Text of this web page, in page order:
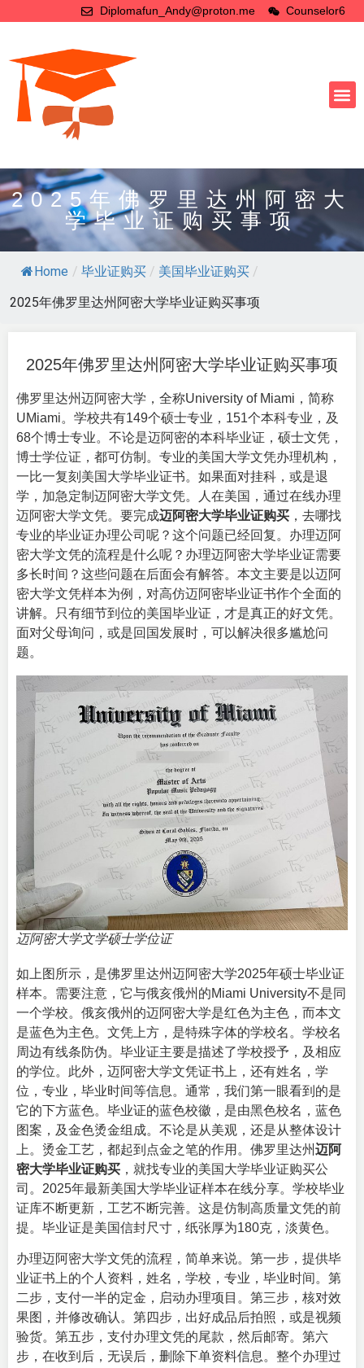
Diplomafun_Andy@proton.me Counselor6
2025年佛罗里达州阿密大
学毕业证购买事项
Home / 毕业证购买 / 美国毕业证购买 /
2025年佛罗里达州阿密大学毕业证购买事项
2025年佛罗里达州阿密大学毕业证购买事项
佛罗里达州迈阿密大学，全称University of Miami ，简称
UMiami。学校共有149个硕士专业，151个本科专业，及
68个博士专业。不论是迈阿密的本科毕业证，硕士文凭，
博士学位证，都可仿制。专业的美国大学文凭办理机构，
一比一复刻美国大学毕业证书。如果面对挂科，或是退
学，加急定制迈阿密大学文凭。人在美国，通过在线办理
迈阿密大学文凭。要完成迈阿密大学毕业证购买 ，去哪找
专业的毕业证办理公司呢？这个问题已经回复。办理迈阿
密大学文凭的流程是什么呢？办理迈阿密大学毕业证需要
多长时间？这些问题在后面会有解答。本文主要是以迈阿
密大学文凭样本为例，对高仿迈阿密毕业证书作个全面的
讲解。只有细节到位的美国毕业证，才是真正的好文凭。
面对父母询问，或是回国发展时，可以解决很多尴尬问
题。
迈阿密大学文学硕士学位证
如上图所示，是佛罗里达州迈阿密大学2025年硕士毕业证
样本。需要注意，它与俄亥俄州的Miami University不是同
一个学校。俄亥俄州的迈阿密大学是红色为主色，而本文
是蓝色为主色。文凭上方，是特殊字体的学校名。学校名
周边有线条防伪。毕业证主要是描述了学校授予，及相应
的学位。此外，迈阿密大学文凭证书上，还有姓名，学
位，专业，毕业时间等信息。通常，我们第一眼看到的是
它的下方蓝色。毕业证的蓝色校徽，是由黑色校名，蓝色
图案，及金色烫金组成。不论是从美观，还是从整体设计
上。烫金工艺，都起到点金之笔的作用。佛罗里达州迈阿
密大学毕业证购买 ，就找专业的美国大学毕业证购买公
司。2025年最新美国大学毕业证样本在线分享。学校毕业
证库不断更新，工艺不断完善。这是仿制高质量文凭的前
提。毕业证是美国信封尺寸，纸张厚为180克，淡黄色。
办理迈阿密大学文凭的流程，简单来说。第一步，提供毕
业证书上的个人资料，姓名，学校，专业，毕业时间。第
二步，支付一半的定金，启动办理项目。第三步，核对效
果图，并修改确认。第四步，出好成品后拍照，或是视频
验货。第五步，支付办理文凭的尾款，然后邮寄。第六
步，在收到后，无误后，删除下单资料信息。整个办理过